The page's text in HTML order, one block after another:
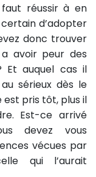
réussir à en
d’adopter
donc trouver
avoir peur des
Et auquel cas il
sérieux dès le
pris tôt, plus il
Est-ce arrivé
devez vous
vécues par
qui l’aurait